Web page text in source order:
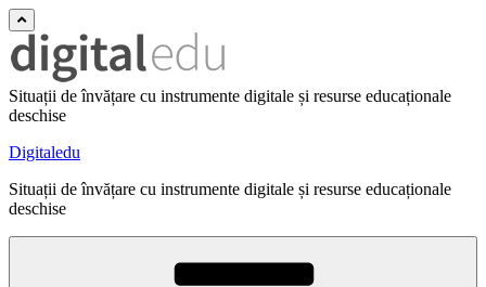
Situații de învățare cu instrumente digitale și resurse educaționale
deschise
Digitaledu
Situații de învățare cu instrumente digitale și resurse educaționale
deschise